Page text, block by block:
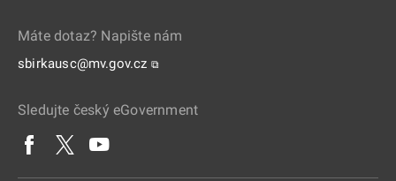
Máte dotaz? Napište nám
sbirkausc@mv.gov.cz ⧉
Sledujte český eGovernment